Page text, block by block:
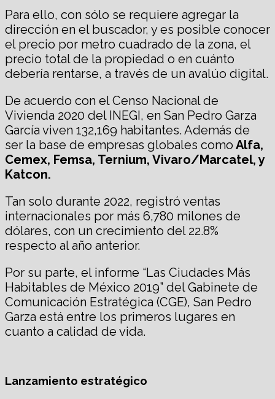
Para ello, con sólo se requiere agregar la
dirección en el buscador, y es posible conocer
el precio por metro cuadrado de la zona, el
precio total de la propiedad o en cuánto
debería rentarse, a través de un avalúo digital.
De acuerdo con el Censo Nacional de
Vivienda 2020 del INEGI, en San Pedro Garza
García viven 132,169 habitantes. Además de
ser la base de empresas globales como Alfa,
Cemex, Femsa, Ternium, Vivaro/Marcatel, y
Katcon.
Tan solo durante 2022, registró ventas
internacionales por más 6,780 milones de
dólares, con un crecimiento del 22.8%
respecto al año anterior.
Por su parte, el informe “Las Ciudades Más
Habitables de México 2019” del Gabinete de
Comunicación Estratégica (CGE), San Pedro
Garza está entre los primeros lugares en
cuanto a calidad de vida.
Lanzamiento estratégico